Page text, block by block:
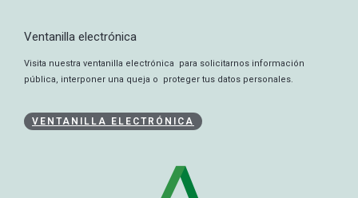
Ventanilla electrónica
Visita nuestra ventanilla electrónica para solicitarnos información
pública, interponer una queja o proteger tus datos personales.
VENTANILLA ELECTRÓNICA